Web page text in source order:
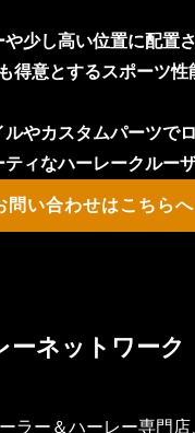
少し高い位置に配置
得意とするスポーツ性
やカスタムパーツで
ィなハーレークルー
問い合わせはこちらへ
ーネットワーク
ラー＆ハーレー専門